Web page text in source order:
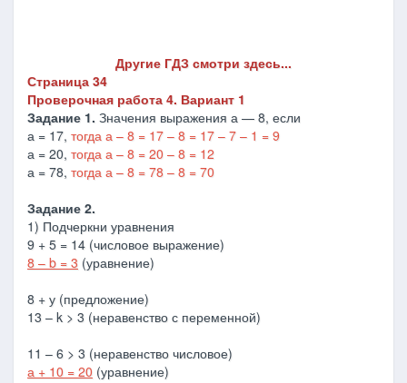
Другие ГДЗ смотри здесь...
Страница 34
Проверочная работа 4. Вариант 1
Задание 1. Значения выражения а — 8, если
а = 17, тогда а – 8 = 17 – 8 = 17 – 7 – 1 = 9
а = 20, тогда а – 8 = 20 – 8 = 12
а = 78, тогда а – 8 = 78 – 8 = 70
Задание 2.
1) Подчеркни уравнения
9 + 5 = 14 (числовое выражение)
8 – b = 3 (уравнение)
8 + у (предложение)
13 – k > 3 (неравенство с переменной)
11 – 6 > 3 (неравенство числовое)
а + 10 = 20 (уравнение)